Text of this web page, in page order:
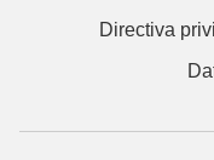
Directiva